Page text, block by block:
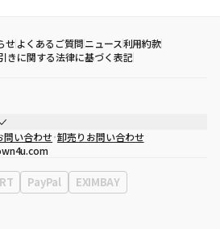
せよくあるご質問ニュース利用約款
きに関する法律に基づく表記
南区永東大路513、3階(三成洞、coex)
問い合わせ 卸売りお問い合わせ
PayPal
EXIMBAY